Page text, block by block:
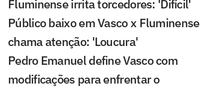
Fluminense irrita torcedores: 'Difícil'
Público baixo em Vasco x Fluminense
chama atenção: 'Loucura'
Pedro Emanuel define Vasco com
modificações para enfrentar o